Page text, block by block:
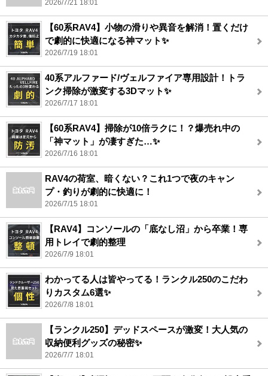
2026/7/21 18:01
【60系RAV4】小物の滑りや異音を解消！置くだけ
で劇的に快適になる神マット✨
2026/7/19 18:01
40系アルファード/ヴェルファイア専用設計！トラ
ンク掃除が激変する3Dマット✨
2026/7/17 18:01
【60系RAV4】掃除が10倍ラクに！？爆売れ中の
「神マット」が凄すぎた…✨
2026/7/16 18:01
RAV4の荷室、暗くない？これ1つで夜のキャン
プ・釣りが劇的に快適に！
2026/7/15 18:01
【RAV4】コンソールの「底なし沼」から卒業！専
用トレイで劇的整理
2026/7/9 18:01
わかってる人は皆やってる！ランクル250のこだわ
りカスタム6選✨
2026/7/8 18:01
【ランクル250】デッドスペースが激変！大人気の
収納便利グッズの秘密✨
2026/7/7 18:01